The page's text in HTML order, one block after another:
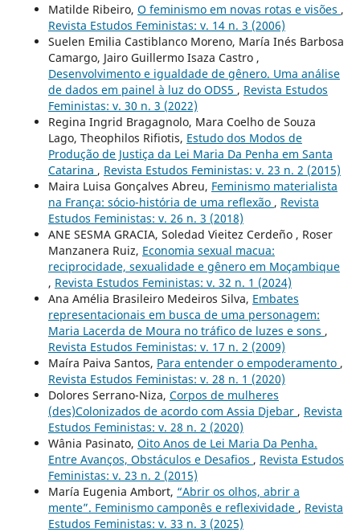
Matilde Ribeiro, O feminismo em novas rotas e visões ,
Revista Estudos Feministas: v. 14 n. 3 (2006)
Suelen Emilia Castiblanco Moreno, María Inés Barbosa
Camargo, Jairo Guillermo Isaza Castro ,
Desenvolvimento e igualdade de gênero. Uma análise
de dados em painel à luz do ODS5 , Revista Estudos
Feministas: v. 30 n. 3 (2022)
Regina Ingrid Bragagnolo, Mara Coelho de Souza
Lago, Theophilos Rifiotis, Estudo dos Modos de
Produção de Justiça da Lei Maria Da Penha em Santa
Catarina , Revista Estudos Feministas: v. 23 n. 2 (2015)
Maira Luisa Gonçalves Abreu, Feminismo materialista
na França: sócio-história de uma reflexão , Revista
Estudos Feministas: v. 26 n. 3 (2018)
ANE SESMA GRACIA, Soledad Vieitez Cerdeño , Roser
Manzanera Ruiz, Economia sexual macua:
reciprocidade, sexualidade e gênero em Moçambique
, Revista Estudos Feministas: v. 32 n. 1 (2024)
Ana Amélia Brasileiro Medeiros Silva, Embates
representacionais em busca de uma personagem:
Maria Lacerda de Moura no tráfico de luzes e sons ,
Revista Estudos Feministas: v. 17 n. 2 (2009)
Maíra Paiva Santos, Para entender o empoderamento ,
Revista Estudos Feministas: v. 28 n. 1 (2020)
Dolores Serrano-Niza, Corpos de mulheres
(des)Colonizados de acordo com Assia Djebar , Revista
Estudos Feministas: v. 28 n. 2 (2020)
Wânia Pasinato, Oito Anos de Lei Maria Da Penha.
Entre Avanços, Obstáculos e Desafios , Revista Estudos
Feministas: v. 23 n. 2 (2015)
María Eugenia Ambort, “Abrir os olhos, abrir a
mente”. Feminismo camponês e reflexividade , Revista
Estudos Feministas: v. 33 n. 3 (2025)